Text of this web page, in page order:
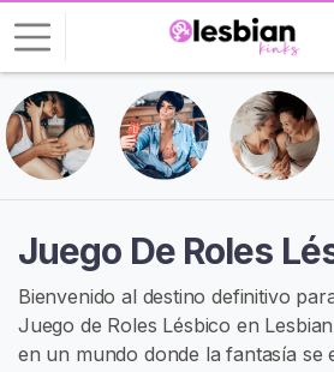
Juego De Roles
Bienvenido al destino definitivo
Juego de Roles Lésbico en
en un mundo donde la fantasía se
I
n
i
c
a
r
S
e